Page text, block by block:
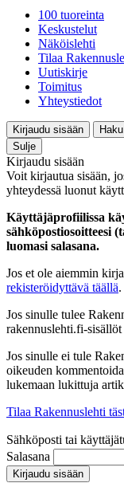
100 tuoreinta
Keskustelut
Näköislehti
Tilaa
Uutiskirje
Toimitus
Yhteystiedot
Kirjaudu sisään
Haku
Sulje
Kirjaudu sisään
Voit kirjautua sisään,
yhteydessä luonut
Käyttäjäprofiilissa
sähköpostiosoitteesi
luomasi salasana.
Jos et ole aiemmin
rekisteröidyttävä täällä.
Jos sinulle tulee
rakennuslehti.fi-sisällöt
Jos sinulle ei tule
oikeuden
lukemaan lukittuja
Tilaa Rakennuslehti
Sähköposti tai
Salasana
Kirjaudu sisään